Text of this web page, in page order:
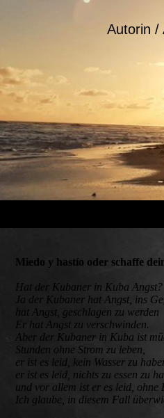
Autorin /
Miedo y hastío oder schaffe
Hat der Kubaner in Kuba Angst?
Ja der Kubaner hat Angst, ins
hat Angst, geschlagen zu werden
Er hat Angst zu verschwinden.
Aber der Kubaner in Kuba ist
Stunden ohne Strom zu leben,
er ist es leid, kein Wasser zu
er ist es leid, nichts zu essen zu
und vor allem ist er es leid, ohne
Ich glaube, in diesem Fall